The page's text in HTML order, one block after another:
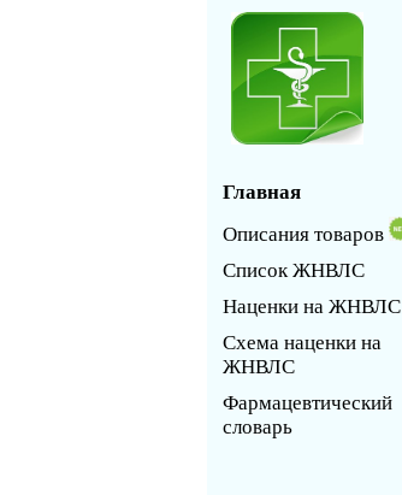
Главная
Описания товаров
Список ЖНВЛС
Наценки на ЖНВЛС
Схема наценки на
ЖНВЛС
Фармацевтический
словарь